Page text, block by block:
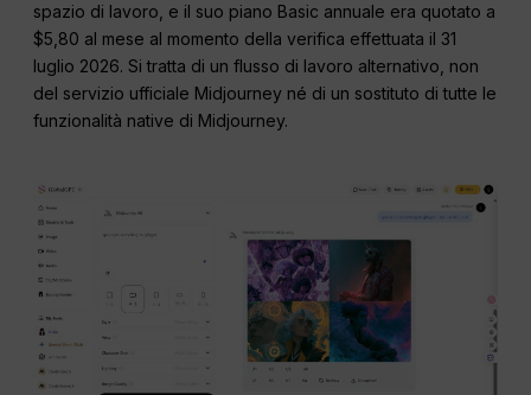
spazio di lavoro, e il suo piano Basic annuale era quotato a
$5,80 al mese al momento della verifica effettuata il 31
luglio 2026. Si tratta di un flusso di lavoro alternativo, non
del servizio ufficiale Midjourney né di un sostituto di tutte le
funzionalità native di Midjourney.